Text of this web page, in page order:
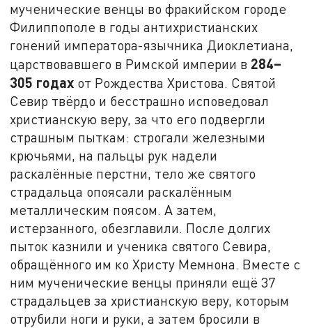
мученические венцы во фракийском городе
Филиппополе в годы антихристианских
гонений императора-язычника Диоклетиана,
царствовавшего в Римской империи в 284–
305 годах от Рождества Христова. Святой
Севир твёрдо и бесстрашно исповедовал
христианскую веру, за что его подвергли
страшным пыткам: строгали железными
крючьями, на пальцы рук надели
раскалённые перстни, тело же святого
страдальца опоясали раскалённым
металлическим поясом. А затем,
истерзанного, обезглавили. После долгих
пыток казнили и ученика святого Севира,
обращённого им ко Христу Мемнона. Вместе с
ним мученические венцы приняли ещё 37
страдальцев за христианскую веру, которым
отрубили ноги и руки, а затем бросили в